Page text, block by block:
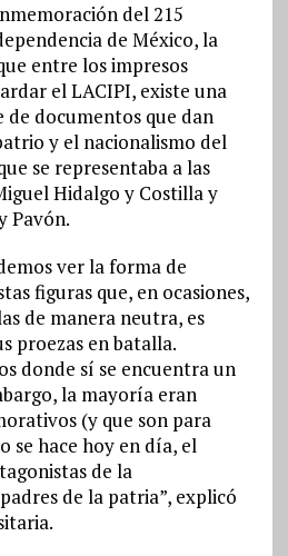
del 215
de México, la
entre los impresos
el LACIPI, existe una
documentos que dan
y el nacionalismo del
se representaba a las
Hidalgo y Costilla y
Pavón.
ver la forma de
figuras que, en ocasiones,
de manera neutra, es
proezas en batalla.
donde sí se encuentra un
la mayoría eran
(y que son para
se hace hoy en día, el
de la
de la patria”, explicó